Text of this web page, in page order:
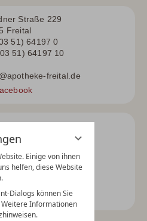
Einige von ihnen
helfen, diese Website
Dialogs können Sie
Informationen
Straße 229
Freital
51) 64197 0
51) 64197 10
freital.de
Freital
51) 64947 53
51) 64465 08
freital.de